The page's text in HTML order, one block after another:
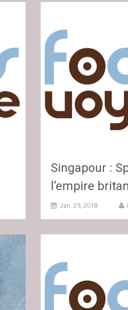
Singapour :
l’empire
Jan. 29, 2018